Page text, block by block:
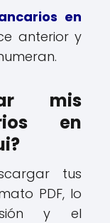
en
anterior y
mis
en
tus
PDF, lo
y el